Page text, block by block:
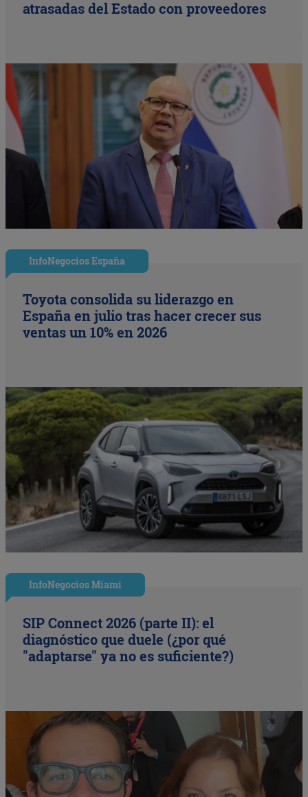
atrasadas del Estado con proveedores
InfoNegocios España
Toyota consolida su liderazgo en
España en julio tras hacer crecer sus
ventas un 10% en 2026
InfoNegocios Miami
SIP Connect 2026 (parte II): el
diagnóstico que duele (¿por qué
"adaptarse" ya no es suficiente?)